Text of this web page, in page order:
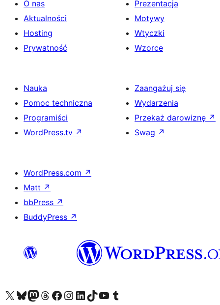
O nas
Aktualności
Hosting
Prywatność
Prezentacja
Motywy
Wtyczki
Wzorce
Nauka
Pomoc techniczna
Programiści
WordPress.tv ↗
Zaangażuj się
Wydarzenia
Przekaż darowiznę ↗
Swag ↗
WordPress.com ↗
Matt ↗
bbPress ↗
BuddyPress ↗
Odwiedź nasze konto X (dawniej Twitter)
Odwiedź nasze konto Bluesky
Odwiedź nasze konto na Mastodoncie
Odwiedź naszego Threadsa
Odwiedź naszego Facebooka
Odwiedź nasze konto na Instagramie
Odwiedź nasze konto na LinkedIn
Odwiedź naszego TikToka
Odwiedź nasz kanał YouTube
Odwiedź naszego Tumblra